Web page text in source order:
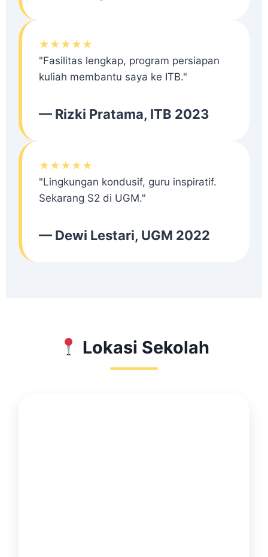
★★★★★
"Fasilitas lengkap, program persiapan
kuliah membantu saya ke ITB."
— Rizki Pratama, ITB 2023
★★★★★
"Lingkungan kondusif, guru inspiratif.
Sekarang S2 di UGM."
— Dewi Lestari, UGM 2022
Lokasi Sekolah